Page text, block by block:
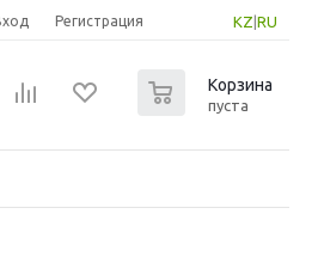
KZ RU
Регистрация
Корзина
пуста